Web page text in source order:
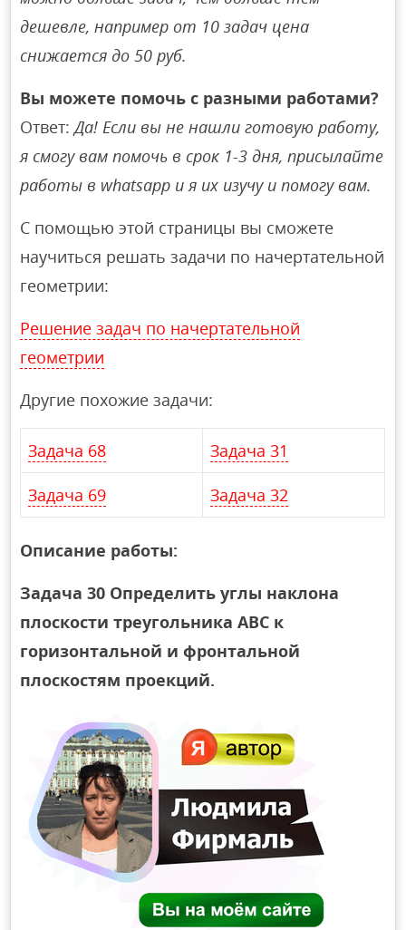
дешевле, например от 10 задач цена
снижается до 50 руб.
Вы можете помочь с разными работами?
Ответ:Да! Если вы не нашли готовую работу,
я смогу вам помочь в срок 1-3 дня, присылайте
работы в whatsapp и я их изучу и помогу вам.
С помощью этой страницы вы сможете
научиться решать задачи по начертательной
геометрии:
Решение задач по начертательной
геометрии
Другие похожие задачи:
Задача 68 Задача 31
Задача 69 Задача 32
Описание работы:
Задача 30 Определить углы наклона
плоскости треугольника АВС к
горизонтальной и фронтальной
плоскостям проекций.